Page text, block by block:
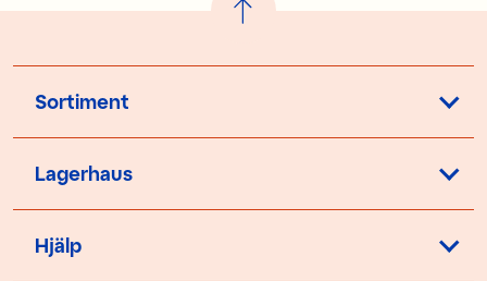
Sortiment
Lagerhaus
Hjälp